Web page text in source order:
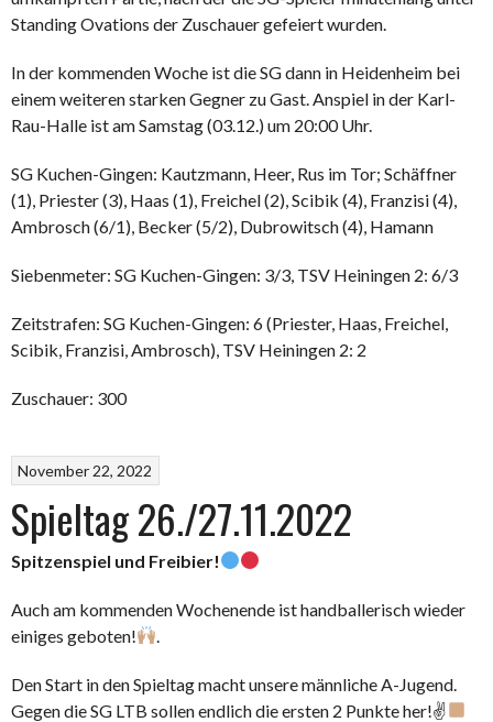
Standing Ovations der Zuschauer gefeiert wurden.
In der kommenden Woche ist die SG dann in Heidenheim bei
einem weiteren starken Gegner zu Gast. Anspiel in der Karl-
Rau-Halle ist am Samstag (03.12.) um 20:00 Uhr.
SG Kuchen-Gingen: Kautzmann, Heer, Rus im Tor; Schäffner
(1), Priester (3), Haas (1), Freichel (2), Scibik (4), Franzisi (4),
Ambrosch (6/1), Becker (5/2), Dubrowitsch (4), Hamann
Siebenmeter: SG Kuchen-Gingen: 3/3, TSV Heiningen 2: 6/3
Zeitstrafen: SG Kuchen-Gingen: 6 (Priester, Haas, Freichel,
Scibik, Franzisi, Ambrosch), TSV Heiningen 2: 2
Zuschauer: 300
November 22, 2022
Spieltag 26./27.11.2022
Spitzenspiel und Freibier!
Auch am kommenden Wochenende ist handballerisch wieder
einiges geboten!
Den Start in den Spieltag macht unsere männliche A-Jugend.
Gegen die SG LTB sollen endlich die ersten 2 Punkte her!✌